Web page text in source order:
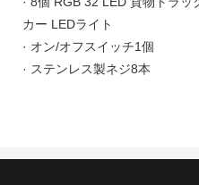
カー LEDライト
· オン/オフスイッチ1個
· ステンレス製ネジ8本